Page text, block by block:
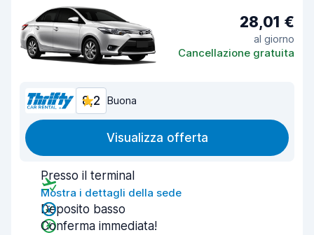
28,01 €
al giorno
Cancellazione gratuita
8,2 Buona
Visualizza offerta
Presso il terminal
Mostra i dettagli della sede
Deposito basso
Conferma immediata!